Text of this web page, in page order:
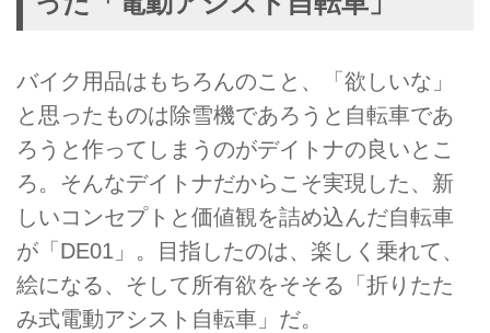
バイク用品はもちろんのこと、「欲しいな」
と思ったものは除雪機であろうと自転車であ
ろうと作ってしまうのがデイトナの良いとこ
ろ。そんなデイトナだからこそ実現した、新
しいコンセプトと価値観を詰め込んだ自転車
が「DE01」。目指したのは、楽しく乗れて、
絵になる、そして所有欲をそそる「折りたた
み式電動アシスト自転車」だ。